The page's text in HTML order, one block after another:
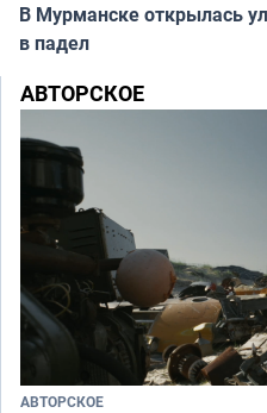
В Мурманске открылась
в падел
АВТОРСКОЕ
АВТОРСКОЕ